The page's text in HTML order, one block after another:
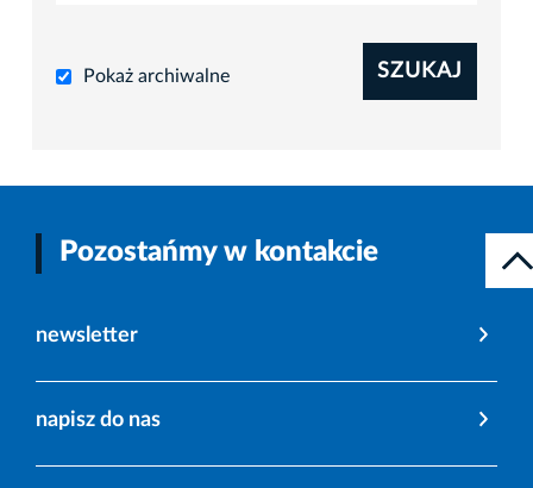
Pokaż archiwalne SZUKAJ
Pozostańmy w kontakcie
newsletter
napisz do nas